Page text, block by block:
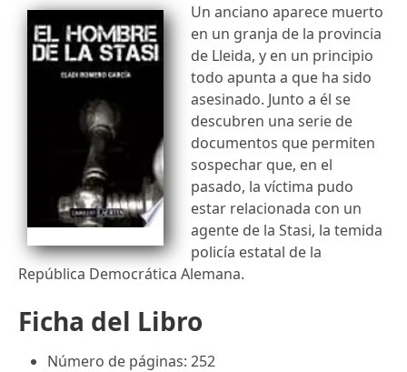
Un anciano aparece muerto
en un granja de la provincia
de Lleida, y en un principio
todo apunta a que ha sido
asesinado. Junto a él se
descubren una serie de
documentos que permiten
sospechar que, en el
pasado, la víctima pudo
estar relacionada con un
agente de la Stasi, la temida
policía estatal de la
República Democrática Alemana.
Ficha del Libro
Número de páginas: 252